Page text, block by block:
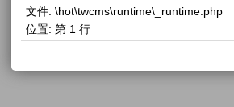
文件: \hot\twcms\runtime\_runtime.php
位置: 第 1 行